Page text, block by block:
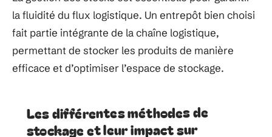
la fluidité du flux logistique. Un entrepôt bien choisi
fait partie intégrante de la chaîne logistique,
permettant de stocker les produits de manière
efficace et d’optimiser l’espace de stockage.
Les différentes méthodes de
stockage et leur impact sur